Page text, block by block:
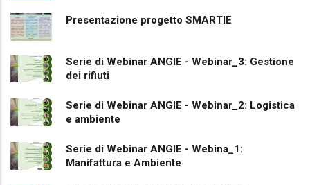
Presentazione progetto SMARTIE
Serie di Webinar ANGIE - Webinar_3: Gestione
dei rifiuti
Serie di Webinar ANGIE - Webinar_2: Logistica
e ambiente
Serie di Webinar ANGIE - Webina_1:
Manifattura e Ambiente